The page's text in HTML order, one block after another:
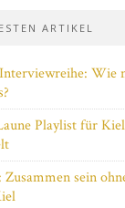
ARTIKEL
Wie
Playlist für
sein